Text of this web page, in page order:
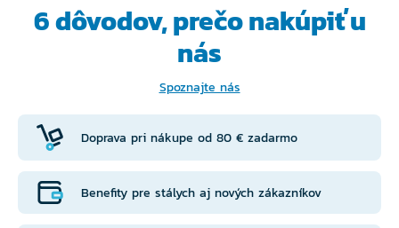
6 dôvodov, prečonakúpiť u
nás
Spoznajte nás
Doprava pri nákupe od 80 € zadarmo
Benefity pre stálych aj nových zákazníkov